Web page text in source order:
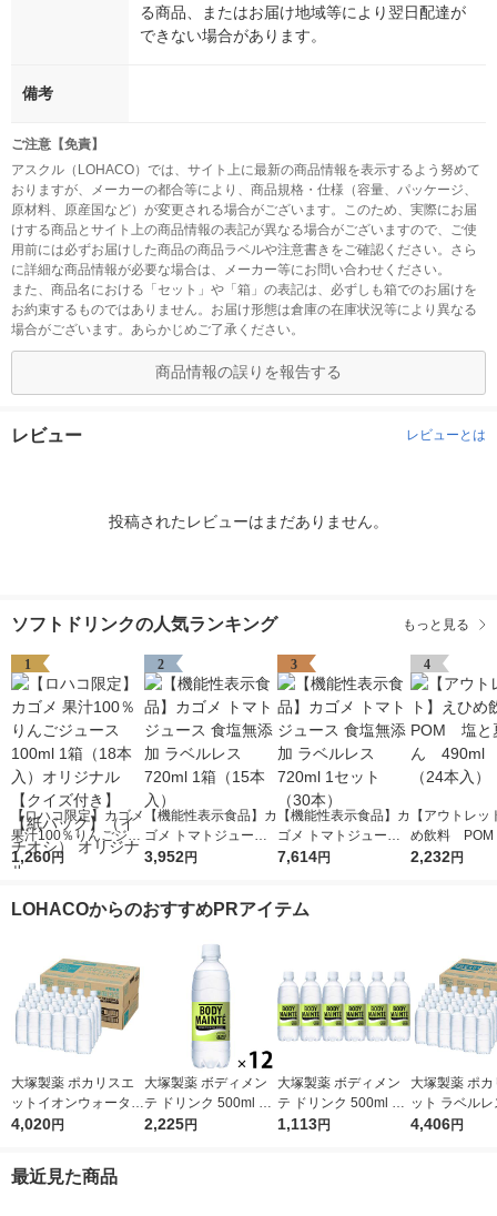
る商品、またはお届け地域等により翌日配達が
できない場合があります。
備考
ご注意【免責】
アスクル（LOHACO）では、サイト上に最新の商品情報を表示するよう努めて
おりますが、メーカーの都合等により、商品規格・仕様（容量、パッケージ、
原材料、原産国など）が変更される場合がございます。このため、実際にお届
けする商品とサイト上の商品情報の表記が異なる場合がございますので、ご使
用前には必ずお届けした商品の商品ラベルや注意書きをご確認ください。さら
に詳細な商品情報が必要な場合は、メーカー等にお問い合わせください。
また、商品名における「セット」や「箱」の表記は、必ずしも箱でのお届けを
お約束するものではありません。お届け形態は倉庫の在庫状況等により異なる
場合がございます。あらかじめご了承ください。
商品情報の誤りを報告する
レビュー レビューとは
投稿されたレビューはまだありません。
ソフトドリンクの人気ランキング もっと見る
1
【ロハコ限定】カゴメ
果汁100％りんごジュ
ース100ml 1箱（18本
（イチオシ） オリジ
1,260円
2
【機能性表示食品】カ
ゴメ トマトジュース
食塩無添加 ラベルレ
3,952円
3
【機能性表示食品】カ
ゴメ トマトジュース
食塩無添加 ラベルレ
7,614円
4
【アウトレッ
め飲料
夏みかん
2,232円
LOHACOからのおすすめPRアイテム
大塚製薬 ポカリスエ
ットイオンウォーター
ラベルレスボトル 500
4,020円
大塚製薬 ボディメン
テ ドリンク 500ml 1
セット（12本）
2,225円
大塚製薬 ボディメン
テ ドリンク 500ml 1
セット（6本）
1,113円
大塚製薬 ポ
ット ラベル
ル 500ml 1箱
4,406円
最近見た商品